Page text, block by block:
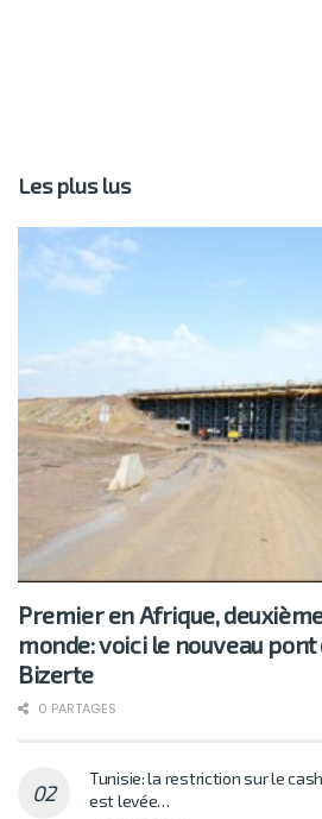
Les plus lus
Premier en Afrique,
monde: voici le nouveau pont
Bizerte
0 PARTAGES
Tunisie: la restriction sur le
est levée…